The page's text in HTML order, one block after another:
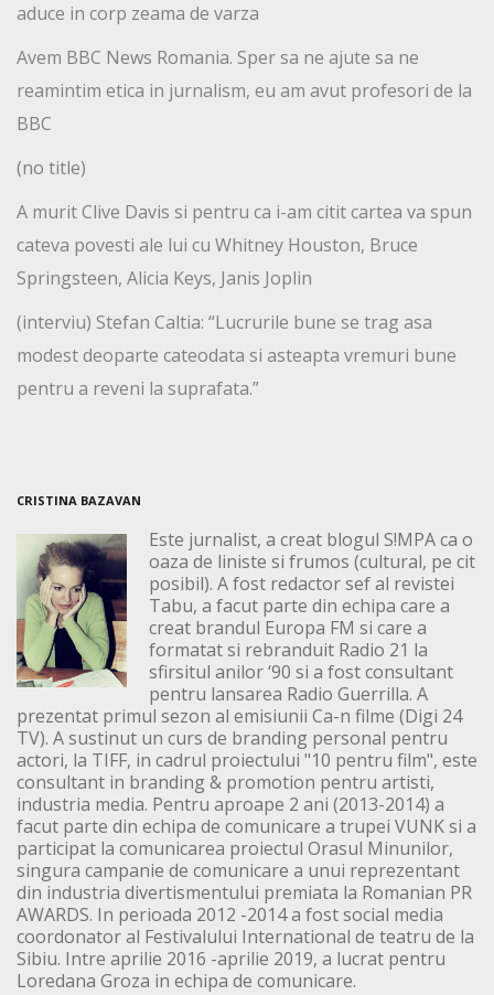
aduce in corp zeama de varza
Avem BBC News Romania. Sper sa ne ajute sa ne
reamintim etica in jurnalism, eu am avut profesori de la
BBC
(no title)
A murit Clive Davis si pentru ca i-am citit cartea va spun
cateva povesti ale lui cu Whitney Houston, Bruce
Springsteen, Alicia Keys, Janis Joplin
(interviu) Stefan Caltia: “Lucrurile bune se trag asa
modest deoparte cateodata si asteapta vremuri bune
pentru a reveni la suprafata.”
CRISTINA BAZAVAN
Este jurnalist, a creat blogul S!MPA ca o
oaza de liniste si frumos (cultural, pe cit
posibil). A fost redactor sef al revistei
Tabu, a facut parte din echipa care a
creat brandul Europa FM si care a
formatat si rebranduit Radio 21 la
sfirsitul anilor ‘90 si a fost consultant
pentru lansarea Radio Guerrilla. A
prezentat primul sezon al emisiunii Ca-n filme (Digi 24
TV). A sustinut un curs de branding personal pentru
actori, la TIFF, in cadrul proiectului "10 pentru film", este
consultant in branding & promotion pentru artisti,
industria media. Pentru aproape 2 ani (2013-2014) a
facut parte din echipa de comunicare a trupei VUNK si a
participat la comunicarea proiectul Orasul Minunilor,
singura campanie de comunicare a unui reprezentant
din industria divertismentului premiata la Romanian PR
AWARDS. In perioada 2012 -2014 a fost social media
coordonator al Festivalului International de teatru de la
Sibiu. Intre aprilie 2016 -aprilie 2019, a lucrat pentru
Loredana Groza in echipa de comunicare.